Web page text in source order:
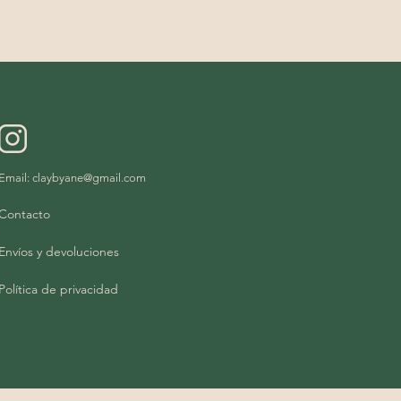
Email:claybyane@gmail.com
Envíos y devoluciones
Política de privacidad